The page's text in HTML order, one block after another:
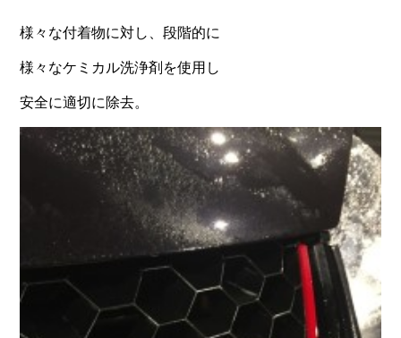
様々な付着物に対し、段階的に
様々なケミカル洗浄剤を使用し
安全に適切に除去。